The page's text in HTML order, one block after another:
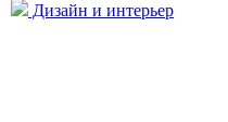
Дизайн и интерьер